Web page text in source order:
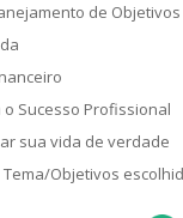
de Objetivos
Sucesso Profissional
sua vida de verdade
Objetivos